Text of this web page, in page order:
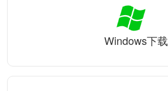
Windows下载